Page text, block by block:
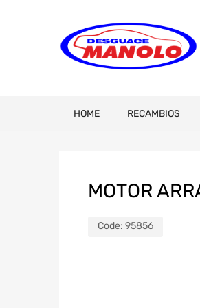
HOME RECAMBIOS
MOTOR
Code: 95856